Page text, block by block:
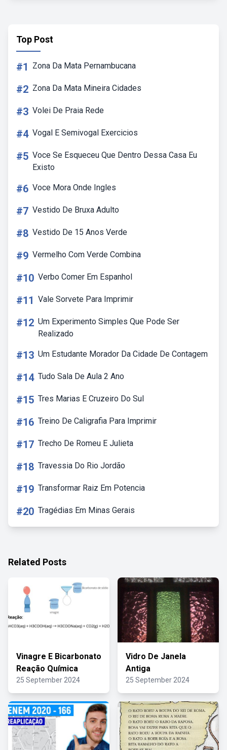
Top Post
#1 Zona Da Mata Pernambucana
#2 Zona Da Mata Mineira Cidades
#3 Volei De Praia Rede
#4 Vogal E Semivogal Exercicios
#5 Voce Se Esqueceu Que Dentro Dessa Casa Eu
Existo
#6 Voce Mora Onde Ingles
#7 Vestido De Bruxa Adulto
#8 Vestido De 15 Anos Verde
#9 Vermelho Com Verde Combina
#10 Verbo Comer Em Espanhol
#11 Vale Sorvete Para Imprimir
#12 Um Experimento Simples Que Pode Ser
Realizado
#13 Um Estudante Morador Da Cidade De Contagem
#14 Tudo Sala De Aula 2 Ano
#15 Tres Marias E Cruzeiro Do Sul
#16 Treino De Caligrafia Para Imprimir
#17 Trecho De Romeu E Julieta
#18 Travessia Do Rio Jordão
#19 Transformar Raiz Em Potencia
#20 Tragédias Em Minas Gerais
Related Posts
Vinagre E Bicarbonato
Reação Química
25 September 2024
Vidro De Janela
Antiga
25 September 2024